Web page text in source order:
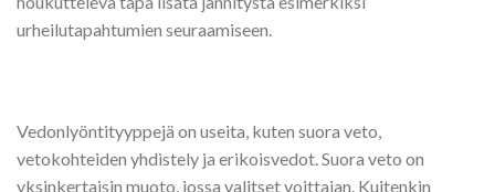
urheilutapahtumien seuraamiseen.
Vedonlyöntityyppejä on useita, kuten suora veto,
vetokohteiden yhdistely ja erikoisvedot. Suora veto on
yksinkertaisin muoto, jossa valitset voittajan. Kuitenkin